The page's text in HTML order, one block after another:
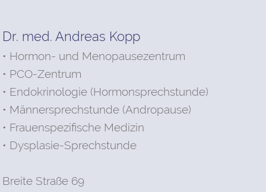
Dr. med. Andreas Kopp
• Hormon- und Menopausezentrum
• PCO-Zentrum
• Endokrinologie (Hormonsprechstunde)
• Männersprechstunde (Andropause)
• Frauenspezifische Medizin
• Dysplasie-Sprechstunde
Breite Straße 69